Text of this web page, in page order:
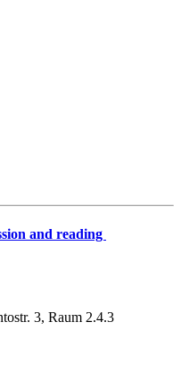
and reading
3, Raum 2.4.3